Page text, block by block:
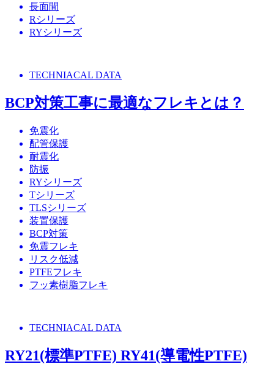
長面間
Rシリーズ
RYシリーズ
TECHNIACAL DATA
BCP対策工事に最適なフレキとは？
免震化
配管保護
耐震化
防振
RYシリーズ
Tシリーズ
TLSシリーズ
装置保護
BCP対策
免震フレキ
リスク低減
PTFEフレキ
フッ素樹脂フレキ
TECHNIACAL DATA
RY21(標準PTFE) RY41(導電性PTFE)